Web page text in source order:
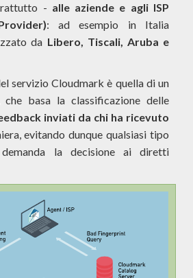
- alle aziende e agli ISP
: ad esempio in Italia
da Libero, Tiscali, Aruba e
servizio Cloudmark è quella di un
che basa la classificazione delle
inviati da chi ha ricevuto
evitando dunque qualsiasi tipo
la decisione ai diretti